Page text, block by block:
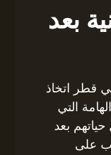
بعد
قطر اتخاذ
التي
بعد
على